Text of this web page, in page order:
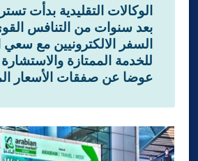
الوكالات التقليدية بدأت
بعد سنوات من التنافس
السفر الالكترونيين مع
للخدمة الممتازة
عوضا عن صفقات الأسعار